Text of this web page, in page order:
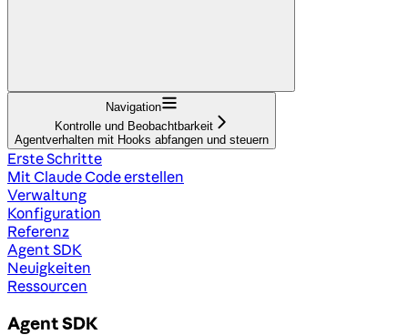
Navigation
Kontrolle und Beobachtbarkeit
Agentverhalten mit Hooks abfangen und steuern
Erste Schritte
Mit Claude Code erstellen
Verwaltung
Konfiguration
Referenz
Agent SDK
Neuigkeiten
Ressourcen
Agent SDK